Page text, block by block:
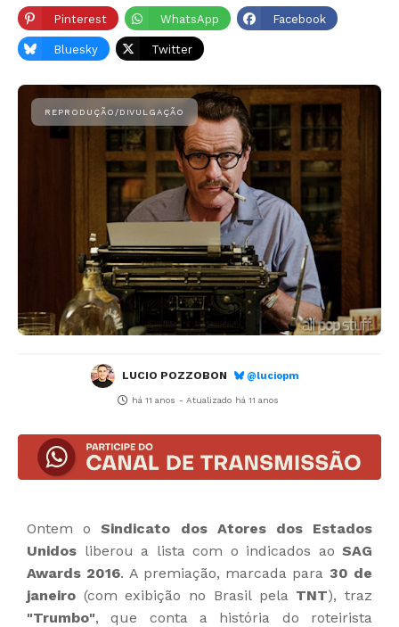
Pinterest WhatsApp Facebook
Bluesky Twitter
LUCIO POZZOBON @luciopm
há 11 anos - Atualizado há 11 anos
Ontem oSindicato dos Atores dos Estados
Unidos liberou a lista com o indicados ao SAG
Awards 2016. A premiação, marcada para 30 de
janeiro (com exibição no Brasil pela TNT), traz
"Trumbo", que conta a história do roteirista